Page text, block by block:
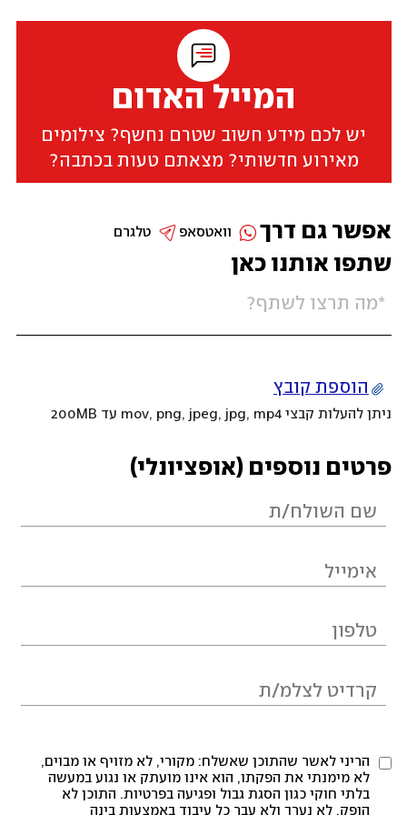
המייל האדום
יש לכם מידע חשוב שטרם נחשף? צילומים
מאירוע חדשותי? מצאתם טעות בכתבה?
שתפו אותנו כאן
הוספת קובץ
ניתן להעלות קבצי mov, png, jpeg, jpg, mp4 עד 200MB
פרטים נוספים (אופציונלי)
הריני לאשר שהתוכן שאשלח: מקורי, לא מזויף או מבוים,
לא מימנתי את הפקתו, הוא אינו מועתק או נגוע במעשה
בלתי חוקי כגון הסגת גבול ופגיעה בפרטיות. התוכן לא
הופק, לא נערך ולא עבר כל עיבוד באמצעות בינה
אפשר גם דרך טלגרם וואטסאפ